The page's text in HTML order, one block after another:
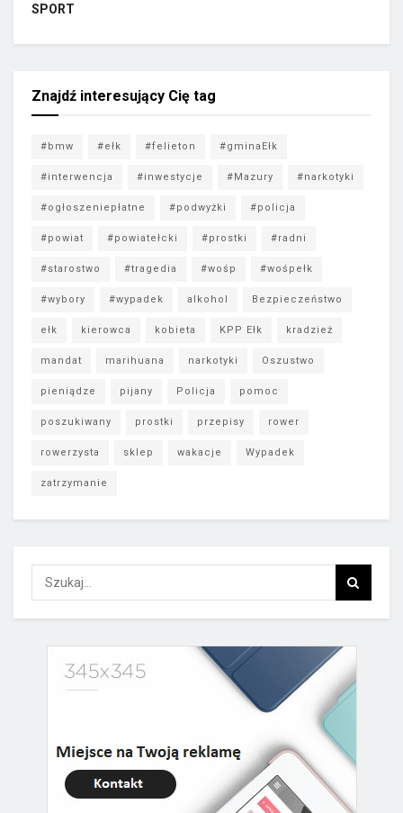
SPORT
Znajdź interesujący Cię tag
#bmw #ełk #felieton #gminaEłk
#interwencja #inwestycje #Mazury #narkotyki
#ogłoszeniepłatne #podwyżki #policja
#powiat #powiatełcki #prostki #radni
#starostwo #tragedia #wośp #wośpełk
#wybory #wypadek alkohol Bezpieczeństwo
ełk kierowca kobieta KPP Ełk kradzież
mandat marihuana narkotyki Oszustwo
pieniądze pijany Policja pomoc
poszukiwany prostki przepisy rower
rowerzysta sklep wakacje Wypadek
zatrzymanie